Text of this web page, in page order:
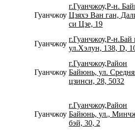
Гуанчжоу
г.Гуанчжоу,Р-н.
Цзяхэ Ван ган,
си Цзе, 19
Гуанчжоу
г.Гуанчжоу,Р-
ул.Хэлун, 138, D,
Гуанчжоу
г.Гуанчжоу,Район
Байюнь, ул.
цзинси, 28, 5032
Гуанчжоу
г.Гуанчжоу,Район
Байюнь, ул.,
бэй, 30, 2